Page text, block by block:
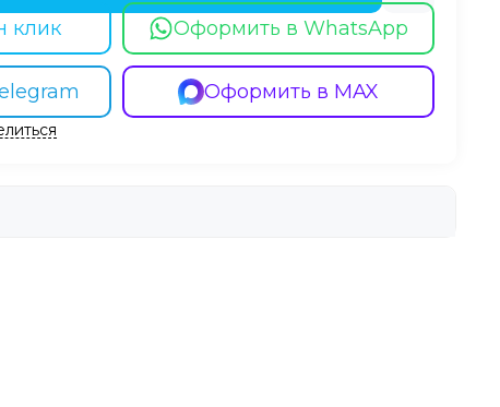
Оформить в WhatsApp
Оформить в MAX
клик